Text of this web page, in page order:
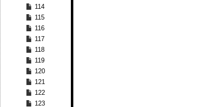
114
115
116
117
118
119
120
121
122
123